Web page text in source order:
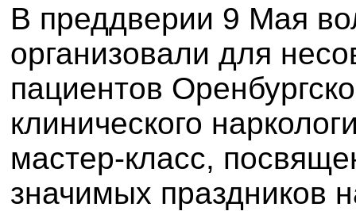
В преддверии 9 Мая
организовали для
пациентов
клинического
мастер-класс,
значимых праздников